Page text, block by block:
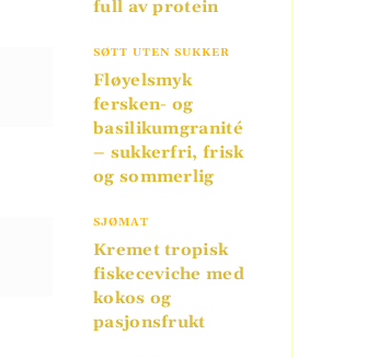
full av protein
SØTT UTEN SUKKER
Fløyelsmyk
fersken- og
basilikumgranité
– sukkerfri, frisk
og sommerlig
SJØMAT
Kremet tropisk
fiskeceviche med
kokos og
pasjonsfrukt